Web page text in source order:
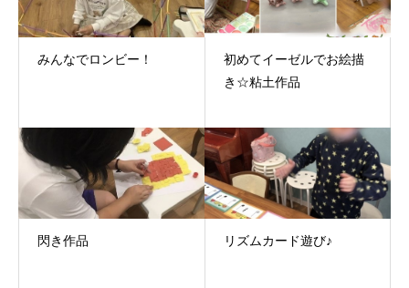
みんなでロンビー！
初めてイーゼルでお絵描
き☆粘土作品
閃き作品 リズムカード遊び♪